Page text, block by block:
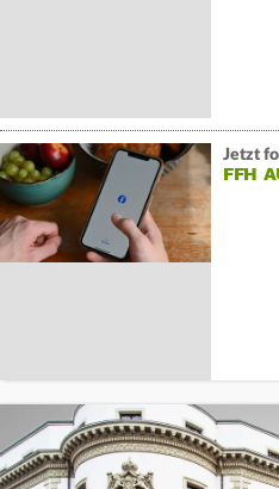
Jetzt
FFH